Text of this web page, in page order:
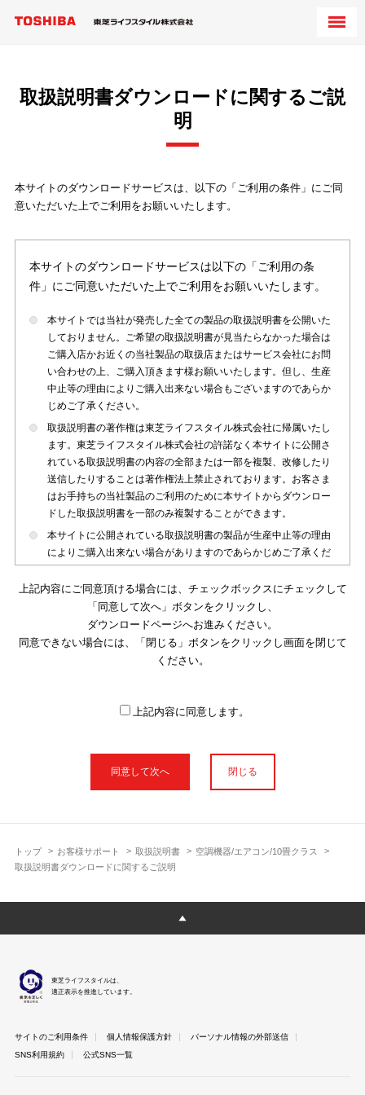
トップ お客様サポート 取扱説明書
空調機器/エアコン/10畳クラス
取扱説明書ダウンロードに関するご説明
取扱説明書ダウンロードに関するご説
明
本サイトのダウンロードサービスは、以下の「ご利用の条件」にご同
意いただいた上でご利用をお願いいたします。
本サイトのダウンロードサービスは以下の「ご利用の条
件」にご同意いただいた上でご利用をお願いいたします。
本サイトでは当社が発売した全ての製品の取扱説明書を公開いた
しておりません。ご希望の取扱説明書が見当たらなかった場合は
ご購入店かお近くの当社製品の取扱店またはサービス会社にお問
い合わせの上、ご購入頂きます様お願いいたします。但し、生産
中止等の理由によりご購入出来ない場合もございますのであらか
じめご了承ください。
取扱説明書の著作権は東芝ライフスタイル株式会社に帰属いたし
ます。東芝ライフスタイル株式会社の許諾なく本サイトに公開さ
れている取扱説明書の内容の全部または一部を複製、改修したり
送信したりすることは著作権法上禁止されております。お客さま
はお手持ちの当社製品のご利用のために本サイトからダウンロー
ドした取扱説明書を一部のみ複製することができます。
本サイトに公開されている取扱説明書の製品が生産中止等の理由
によりご購入出来ない場合がありますのであらかじめご了承くだ
本サイトに公開されている取扱説明書は、製品が発売された時点
のものを掲載しております。従いまして本サイトに掲載されてい
る取扱説明書の記載内容とお客さまがお持ちの製品の仕様がその
後のマイナーチェンジ等で変更になる場合がございます。本サイ
トに公開されている取扱説明書の内容とお手持ちの製品の仕様に
使用上のご注意や安全上のご注意、また測定基準や数値等は取扱
説明書が作成された時点での基準に応じた内容となっております
明書以外の印刷物が同梱されている場合がありますが、本サイト
ではそれらを全て公開しておりませんのであらかじめご了承くだ
本サイトのサービスは予告なく中止または内容を変更する場合が
ございますのであらかじめご了承ください。
さま以外からのお問い合わせにはお答えできない場合があります
のであらかじめご了承ください。
上記内容にご同意頂ける場合には、チェックボックスにチェックして
「同意して次へ」ボタンをクリックし、
ダウンロードページへお進みください。
同意できない場合には、「閉じる」ボタンをクリックし画面を閉じて
ください。
上記内容に同意します。
閉じる
東芝ライフスタイルは、
適正表示を推進しています。
サイトのご利用条件 個人情報保護方針
パーソナル情報の外部送信
SNS利用規約
公式SNS一覧